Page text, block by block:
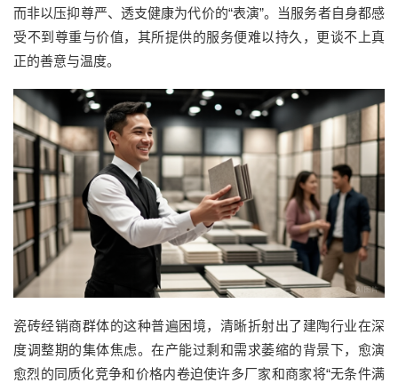
而非以压抑尊严、透支健康为代价的“表演”。当服务者自身都感
受不到尊重与价值，其所提供的服务便难以持久，更谈不上真
正的善意与温度。
瓷砖经销商群体的这种普遍困境，清晰折射出了建陶行业在深
度调整期的集体焦虑。 在产能过剩 和需求萎缩的背景下，愈演
愈烈的同质化竞争和价格内卷迫使许多厂家和商家将“无条件满